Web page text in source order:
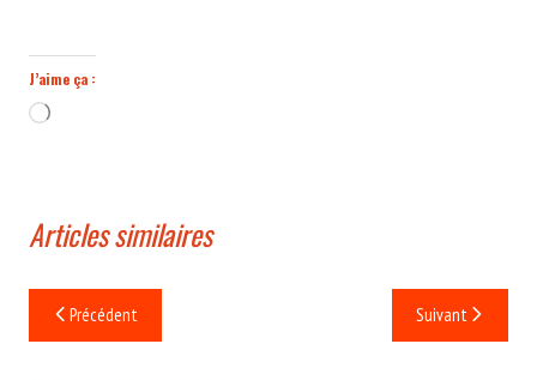
J’aime ça :
Chargement…
Articles similaires
Navigation
de
Précédent Suivant